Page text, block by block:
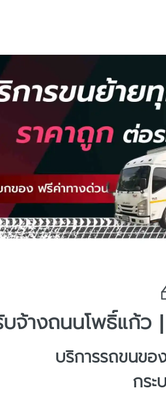
จ้างถนนโพธิ์แก้ว
บริการรถขนข
กร